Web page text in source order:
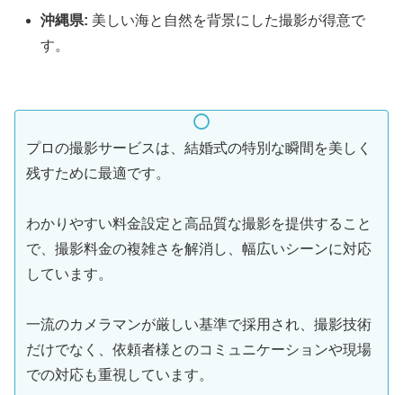
沖縄県: 美しい海と自然を背景にした撮影が得意で
す。
プロの撮影サービスは、結婚式の特別な瞬間を美しく
残すために最適です。
わかりやすい料金設定と高品質な撮影を提供すること
で、撮影料金の複雑さを解消し、幅広いシーンに対応
しています。
一流のカメラマンが厳しい基準で採用され、撮影技術
だけでなく、依頼者様とのコミュニケーションや現場
での対応も重視しています。